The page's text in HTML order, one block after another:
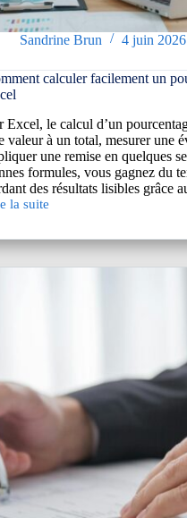
Sandrine Brun 4 juin 2026
calculer facilement un
Excel, le calcul d’un
valeur à un total, mesurer une
une remise en quelques
formules, vous gagnez du
des résultats lisibles grâce
la suite